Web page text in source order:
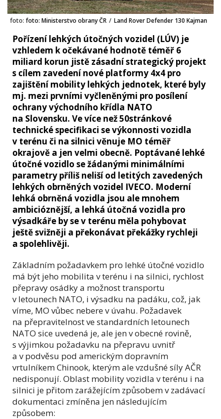
foto: foto: Ministerstvo obrany ČR / Land Rover Defender 130 Kajman
Pořízení lehkých útočných vozidel (LÚV) je
vzhledem k očekávané hodnotě téměř 6
miliard korun jistě zásadní strategický projekt
s cílem zavedení nové platformy 4x4 pro
zajištění mobility lehkých jednotek, které byly
mj. mezi prvními vyčleněnými pro posílení
ochrany východního křídla NATO
na Slovensku. Ve více než 50stránkové
technické specifikaci se výkonnosti vozidla
v terénu či na silnici věnuje MO téměř
okrajově a jen velmi obecně. Poptávané lehké
útočné vozidlo se žádanými minimálními
parametry příliš neliší od letitých zavedených
lehkých obrněných vozidel IVECO. Moderní
lehká obrněná vozidla jsou ale mnohem
ambicióznější, a lehká útočná vozidla pro
výsadkáře by se v terénu měla pohybovat
ještě svižněji a překonávat překážky rychleji
a spolehlivěji.
Základním požadavkem pro lehké útočné vozidlo
má být jeho mobilita v terénu i na silnici, rychlost
přepravy osádky a možnost transportu
v letounech NATO, i výsadku na padáku, což, jak
víme, MO vůbec nebere v úvahu. Požadavek
na přepravitelnost ve standardních letounech
NATO sice uvedená je, ale jen v obecné rovině,
s výjimkou požadavku na přepravu uvnitř
a v podvěsu pod americkým dopravním
vrtulníkem Chinook, kterým ale vzdušné síly AČR
nedisponují. Oblast mobility vozidla v terénu i na
silnici je přitom zarážejícím způsobem v zadávací
dokumentaci zmíněna jen následujícím
způsobem: